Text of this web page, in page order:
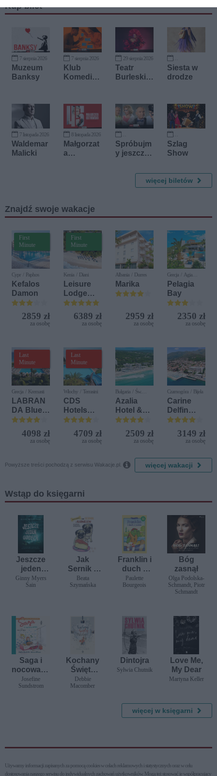
Kup bilet
7 sierpnia 2026
Muzeum
Banksy
7 sierpnia 2026
Klub
Komedio
29 sierpnia 2026
Teatr
Burleski
14 października 2026
Siesta w
drodze
7 listopada 2026
Waldemar
Malicki
8 listopada 2026
Małgorzat
a
20 listopada 2026
Spróbujm
y jeszcze
29 listopada 2026
Szlag
Show
więcej biletów
Znajdź swoje wakacje
First
Minute
Cypr / Paphos
Kefalos
Damon
2859 zł
za osobę
First
Minute
Kenia / Diani
Leisure
Lodge
Beach &
Golf
Resort by
6389 zł
za osobę
Albania / Durres
Marika
2959 zł
za osobę
Grecja / Agia
Pelagia
Pelagia
Bay
2350 zł
za osobę
Last
Minute
Grecja / Kremasti
LABRAN
DA Blue
Bay
Resort
4098 zł
za osobę
Last
Minute
Włochy / Terrasini
CDS
Hotels
Terrasini
(ex. Citta
del Mare)
4709 zł
za osobę
Bułgaria / Św.
Konstantyn i Elena
Azalia
Hotel &
Spa
2509 zł
za osobę
Czarnogóra / Bijela
Carine
Delfin
Bijela (ex.
Iberostar
Bijela
3149 zł
za osobę
Powyższe treści pochodzą z serwisu Wakacje.pl.  więcej wakacji
Wstąp do księgarni
Jeszcze
jeden
oddech
Ginny Myers
Sain
Jak
Sernik z
Karmelem
, czyli
mopsach
poznający
ch świat
Beata
Szymańska
Franklin i
duch z
jeziora
Paulette
Bourgeois
Bóg
zasnął
Olga Podolska-
Schmandt, Piotr
Schmandt
Saga i
nocowank
a
Josefine
Sundstrom
Kochany
Święty
Mikołaju
Debbie
Macomber
Dintojra
Sylwia Chutnik
Love Me,
My Dear
Martyna Keller
więcej w księgarni
Używamy informacji zapisanych za pomocą cookies w celach reklamowych i statystycznych oraz w celu
dostosowania naszego serwisu do indywidualnych zachowań użytkowni­ków. Mogą też stosować je współpracujący